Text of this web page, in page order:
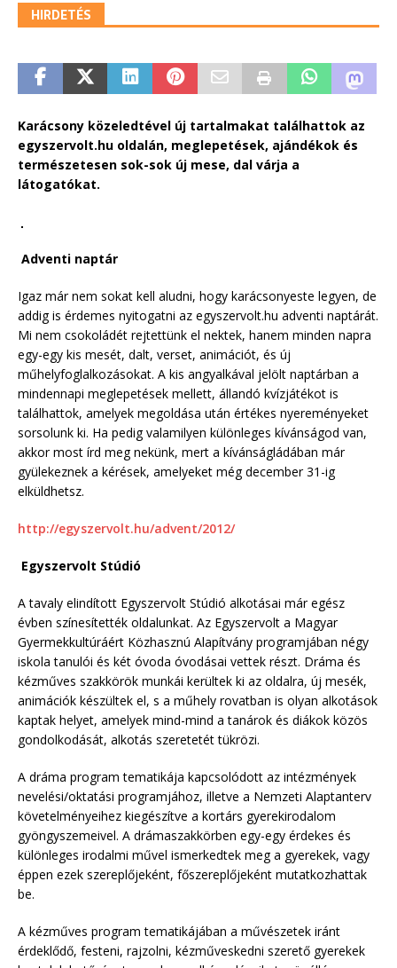
HIRDETÉS
Karácsony közeledtével új tartalmakat találhattok az
egyszervolt.hu oldalán, meglepetések, ajándékok és
természetesen sok-sok új mese, dal várja a
látogatókat.
Adventi naptár
Igaz már nem sokat kell aludni, hogy karácsonyeste legyen, de
addig is érdemes nyitogatni az egyszervolt.hu adventi naptárát.
Mi nem csokoládét rejtettünk el nektek, hanem minden napra
egy-egy kis mesét, dalt, verset, animációt, és új
műhelyfoglalkozásokat. A kis angyalkával jelölt naptárban a
mindennapi meglepetések mellett, állandó kvízjátékot is
találhattok, amelyek megoldása után értékes nyereményeket
sorsolunk ki. Ha pedig valamilyen különleges kívánságod van,
akkor most írd meg nekünk, mert a kívánságládában már
gyülekeznek a kérések, amelyeket még december 31-ig
elküldhetsz.
http://egyszervolt.hu/advent/2012/
Egyszervolt Stúdió
A tavaly elindított Egyszervolt Stúdió alkotásai már egész
évben színesítették oldalunkat. Az Egyszervolt a Magyar
Gyermekkultúráért Közhasznú Alapítvány programjában négy
iskola tanulói és két óvoda óvodásai vettek részt. Dráma és
kézműves szakkörök munkái kerültek ki az oldalra, új mesék,
animációk készültek el, s a műhely rovatban is olyan alkotások
kaptak helyet, amelyek mind-mind a tanárok és diákok közös
gondolkodását, alkotás szeretetét tükrözi.
A dráma program tematikája kapcsolódott az intézmények
nevelési/oktatási programjához, illetve a Nemzeti Alaptanterv
követelményeihez kiegészítve a kortárs gyerekirodalom
gyöngyszemeivel. A drámaszakkörben egy-egy érdekes és
különleges irodalmi művel ismerkedtek meg a gyerekek, vagy
éppen ezek szereplőjeként, főszereplőjeként mutatkozhattak
be.
A kézműves program tematikájában a művészetek iránt
érdeklődő, festeni, rajzolni, kézműveskedni szerető gyerekek